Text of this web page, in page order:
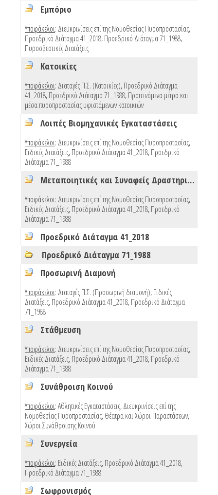
Εμπόριο
Υποφάκελοι: Διευκρινίσεις επί της Νομοθεσίας Πυροπροστασίας,
Προεδρικό Διάταγμα 41_2018,Προεδρικό Διάταγμα 71_1988,
Πυροσβεστικές Διατάξεις
Κατοικίες
Υποφάκελοι: Διαταγές Π.Σ. (Κατοικίες),Προεδρικό Διάταγμα
41_2018,Προεδρικό Διάταγμα 71_1988,Προτεινόμενα μέτρα και
μέσα πυροπροστασίας υφιστάμενων κατοικιών
Λοιπές Βιομηχανικές Εγκαταστάσεις
Υποφάκελοι: Διευκρινίσεις επί της Νομοθεσίας Πυροπροστασίας,
Ειδικές Διατάξεις,Προεδρικό Διάταγμα 41_2018,Προεδρικό
Διάταγμα 71_1988
Μεταποιητικές και Συναφείς Δραστηριότητες
Υποφάκελοι: Διευκρινίσεις επί της Νομοθεσίας Πυροπροστασίας,
Ειδικές Διατάξεις,Προεδρικό Διάταγμα 41_2018,Προεδρικό
Διάταγμα 71_1988
Προεδρικό Διάταγμα 41_2018
Προεδρικό Διάταγμα 71_1988
Προσωρινή Διαμονή
Υποφάκελοι: Διαταγές Π.Σ. (Προσωρινή διαμονή),Ειδικές
Διατάξεις,Προεδρικό Διάταγμα 41_2018,Προεδρικό Διάταγμα
71_1988
Στάθμευση
Υποφάκελοι: Διευκρινίσεις επί της Νομοθεσίας Πυροπροστασίας,
Ειδικές Διατάξεις,Προεδρικό Διάταγμα 41_2018,Προεδρικό
Διάταγμα 71_1988
Συνάθροιση Κοινού
Υποφάκελοι:Αθλητικές Εγκαταστάσεις,Διευκρινίσεις επί της
Νομοθεσίας Πυροπροστασίας,Θέατρα και Χώροι Παραστάσεων,
Χώροι Συνάθροισης Κοινού
Συνεργεία
Υποφάκελοι: Ειδικές Διατάξεις,Προεδρικό Διάταγμα 41_2018,
Προεδρικό Διάταγμα 71_1988
Σωφρονισμός